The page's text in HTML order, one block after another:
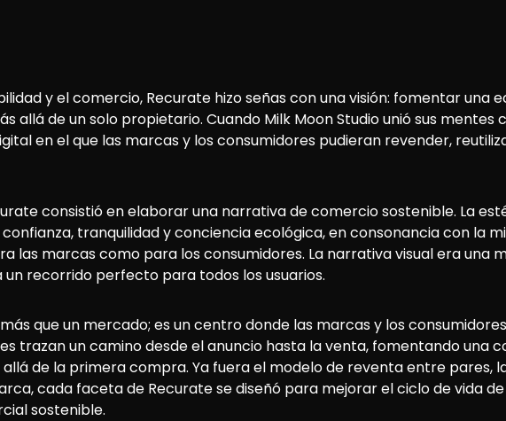
y el comercio, Recurate hizo señas con una visión: fomentar una
allá de un solo propietario. Cuando Milk Moon Studio unió sus mentes
en el que las marcas y los consumidores pudieran revender,
consistió en elaborar una narrativa de comercio sostenible. La
tranquilidad y conciencia ecológica, en consonancia con la
las marcas como para los consumidores. La narrativa visual era una
recorrido perfecto para todos los usuarios.
que un mercado; es un centro donde las marcas y los
trazan un camino desde el anuncio hasta la venta, fomentando una
de la primera compra. Ya fuera el modelo de reventa entre pares,
cada faceta de Recurate se diseñó para mejorar el ciclo de vida
sostenible.